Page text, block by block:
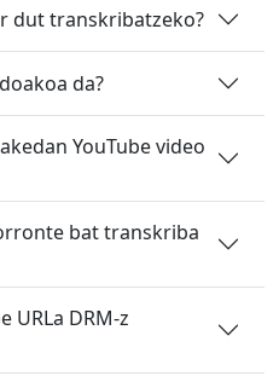
dut transkribatzeko?
da?
YouTube video
bat transkriba
URLa DRM-z